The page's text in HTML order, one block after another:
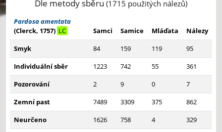
Dle metody sběru (1715 použitých nálezů)
Pardosa amentata
(Clerck, 1757) LC Samci Samice Mláďata
Nálezy
Smyk
84 159 119
95
Individuální sběr
1223 742 55
361
Pozorování
2 9 0
7
Zemní past
7489 3309 375
862
Neurčeno
1626 758 4
329